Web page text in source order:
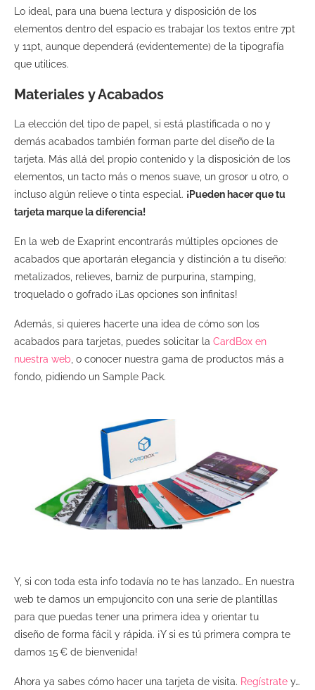
Lo ideal, para una buena lectura y disposición de los
elementos dentro del espacio es trabajar los textos entre 7pt
y 11pt, aunque dependerá (evidentemente) de la tipografía
que utilices.
Materiales yAcabados
La elección del tipo de papel, si está plastificada o no y
demás acabados también forman parte del diseño de la
tarjeta. Más allá del propio contenido y la disposición de los
elementos, un tacto más o menos suave, un grosor u otro, o
incluso algún relieve o tinta especial. ¡Pueden hacer que tu
tarjeta marque la diferencia!
En la web de Exaprint encontrarás múltiples opciones de
acabados que aportarán elegancia y distinción a tu diseño:
metalizados, relieves, barniz de purpurina, stamping,
troquelado o gofrado ¡Las opciones son infinitas!
Además, si quieres hacerte una idea de cómo son los
acabados para tarjetas, puedes solicitar la CardBox en
nuestra web, o conocer nuestra gama de productos más a
fondo, pidiendo un Sample Pack.
Y, si con toda esta info todavía no te has lanzado… En nuestra
web te damos un empujoncito con una serie de plantillas
para que puedas tener una primera idea y orientar tu
diseño de forma fácil y rápida. ¡Y si es tú primera compra te
damos 15 € de bienvenida!
Ahora ya sabes cómo hacer una tarjeta de visita. Regístrate y…